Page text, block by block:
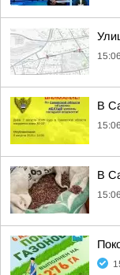
15:06
В
15:06
В
15:06